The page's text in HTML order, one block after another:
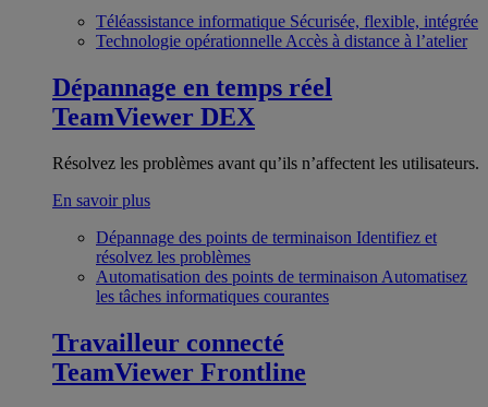
Téléassistance informatique Sécurisée, flexible, intégrée
Technologie opérationnelle Accès à distance à l’atelier
Dépannage en temps réel
TeamViewer DEX
Résolvez les problèmes avant qu’ils n’affectent les utilisateurs.
En savoir plus
Dépannage des points de terminaison Identifiez et
résolvez les problèmes
Automatisation des points de terminaison Automatisez
les tâches informatiques courantes
Travailleur connecté
TeamViewer Frontline